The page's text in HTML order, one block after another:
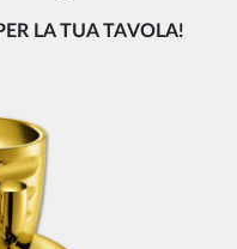
LA TUA TAVOLA!